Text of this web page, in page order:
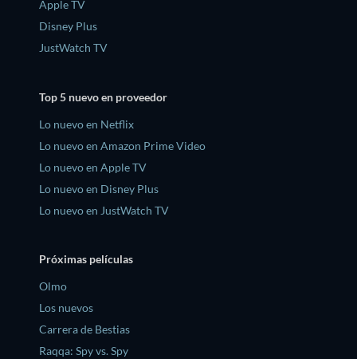
Apple TV
Disney Plus
JustWatch TV
Top 5 nuevo en proveedor
Lo nuevo en Netflix
Lo nuevo en Amazon Prime Video
Lo nuevo en Apple TV
Lo nuevo en Disney Plus
Lo nuevo en JustWatch TV
Próximas películas
Olmo
Los nuevos
Carrera de Bestias
Raqqa: Spy vs. Spy